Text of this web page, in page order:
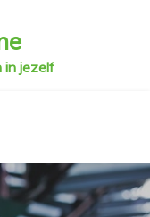
in jezelf